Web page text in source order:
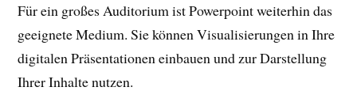
Für ein großes Auditorium ist Powerpoint weiterhin das
geeignete Medium. Sie können Visualisierungen in Ihre
digitalen Präsentationen einbauen und zur Darstellung
Ihrer Inhalte nutzen.